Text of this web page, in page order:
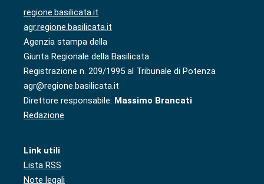
regione.basilicata.it
agr.regione.basilicata.it
Agenzia stampa della
Giunta Regionale della Basilicata
Registrazione n. 209/1995 al Tribunale di Potenza
agr@regione.basilicata.it
Direttore responsabile: Massimo Brancati
Redazione
Link utili
Lista RSS
Note legali